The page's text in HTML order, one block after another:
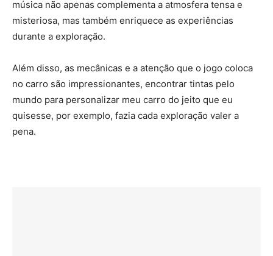
música não apenas complementa a atmosfera tensa e
misteriosa, mas também enriquece as experiências
durante a exploração.
Além disso, as mecânicas e a atenção que o jogo coloca
no carro são impressionantes, encontrar tintas pelo
mundo para personalizar meu carro do jeito que eu
quisesse, por exemplo, fazia cada exploração valer a
pena.